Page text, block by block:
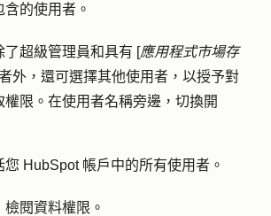
的使用者。
了超級管理員和具有 [應用程式市場存
外，還可選擇其他使用者，以授予對
權限。在使用者名稱旁邊，切換開
您 HubSpot 帳戶中的所有使用者。
檢閱資料權限 。